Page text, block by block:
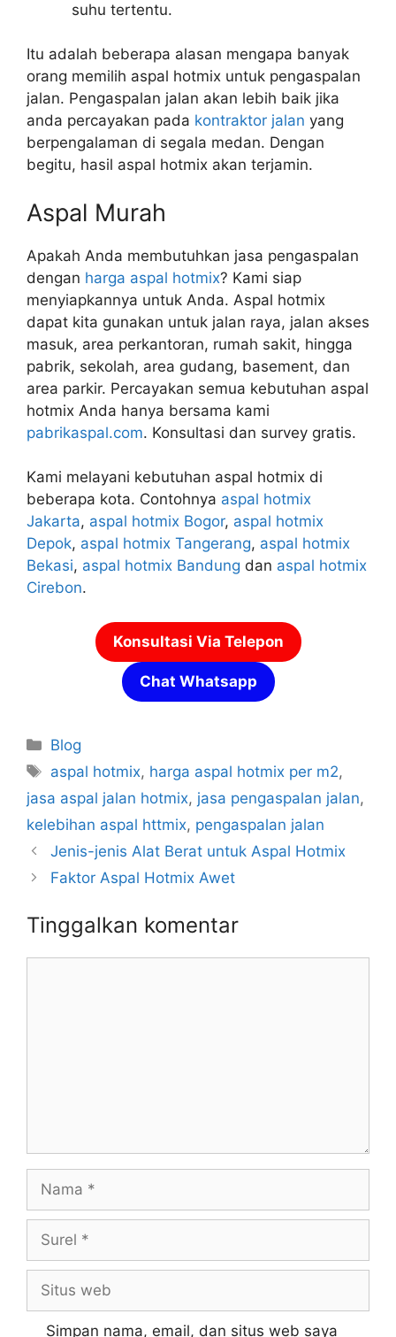
suhu tertentu.
Itu adalah beberapa alasan mengapa banyak
orang memilih aspal hotmix untuk pengaspalan
jalan. Pengaspalan jalan akan lebih baik jika
anda percayakan pada kontraktor jalan yang
berpengalaman di segala medan. Dengan
begitu, hasil aspal hotmix akan terjamin.
Aspal Murah
Apakah Anda membutuhkan jasa pengaspalan
dengan harga aspal hotmix? Kami siap
menyiapkannya untuk Anda. Aspal hotmix
dapat kita gunakan untuk jalan raya, jalan akses
masuk, area perkantoran, rumah sakit, hingga
pabrik, sekolah, area gudang, basement, dan
area parkir. Percayakan semua kebutuhan aspal
hotmix Anda hanya bersama kami
pabrikaspal.com. Konsultasi dan survey gratis.
Kami melayani kebutuhan aspal hotmix di
beberapa kota. Contohnya aspal hotmix
Jakarta, aspal hotmix Bogor, aspal hotmix
Depok, aspal hotmix Tangerang, aspal hotmix
Bekasi, aspal hotmix Bandung dan aspal hotmix
Cirebon.
Konsultasi Via Telepon
Chat Whatsapp
Kategori
Blog
Tag
aspal hotmix, harga aspal hotmix per m2,
jasa aspal jalan hotmix, jasa pengaspalan jalan,
kelebihan aspal httmix, pengaspalan jalan
Jenis-jenis Alat Berat untuk Aspal Hotmix
Faktor Aspal Hotmix Awet
Tinggalkan komentar
Nama
Surel
Situs
web
Simpan nama, email, dan situs web saya